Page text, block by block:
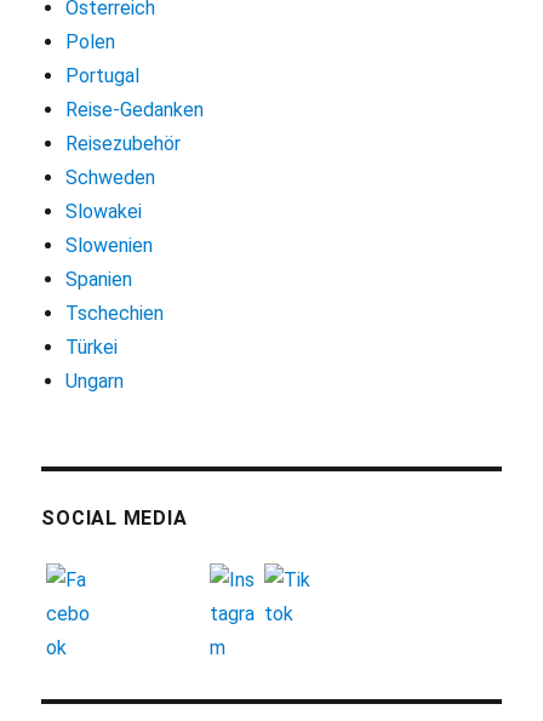
Österreich
Polen
Portugal
Reise-Gedanken
Reisezubehör
Schweden
Slowakei
Slowenien
Spanien
Tschechien
Türkei
Ungarn
SOCIAL MEDIA